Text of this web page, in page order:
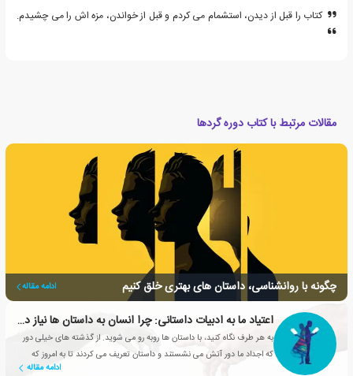
کتاب را قبل از دیدن، استشمام می کردم و قبل از خواندن، مزه اش را می چشیدم.
مقالات مرتبط با کتاب دوره گردها
چگونه با روانشناسی، داستان های بهتری خلق کنیم ادامه مقاله
اعتیاد ما به ادبیات داستانی: چرا انسان به داستان ها نیاز دارد؟
به هر طرف نگاه کنید، با داستان ها روبه رو می شوید. از گذشته های خیلی دور
که اجداد ما دور آتش می نشستند و داستان تعریف می کردند تا به امروز که
ادامه مقاله